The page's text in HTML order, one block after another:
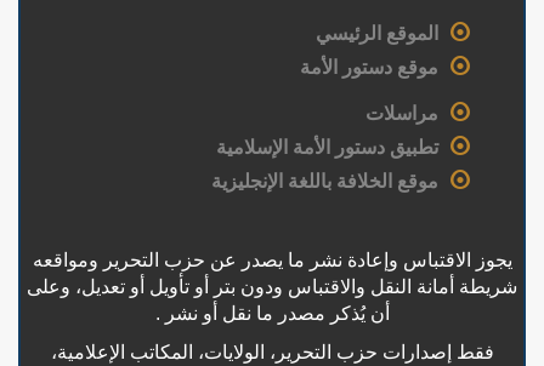
الموقع الرئيسي
موقع دستور الأمة
مراسلات
تطبيق دستور الأمة الإسلامية
موقع الخلافة باللغة الإنجليزية
يجوز الاقتباس وإعادة نشر ما يصدر عن حزب التحرير ومواقعه
شريطة أمانة النقل والاقتباس ودون بتر أو تأويل أو تعديل، وعلى
أن يُذكر مصدر ما نقل أو نشر .
فقط إصدارات حزب التحرير، الولايات، المكاتب الإعلامية،